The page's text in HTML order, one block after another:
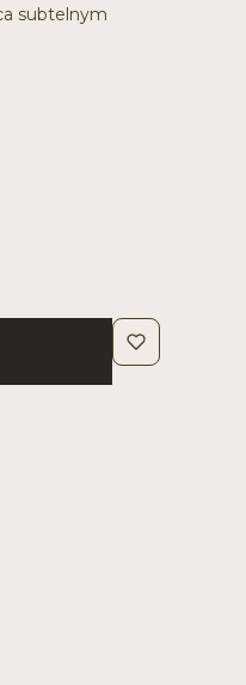
subtelnym